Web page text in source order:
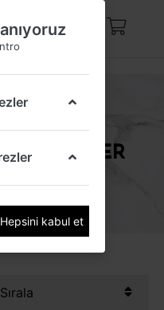
KOLYELER
Sırala
Hepsini kabul et